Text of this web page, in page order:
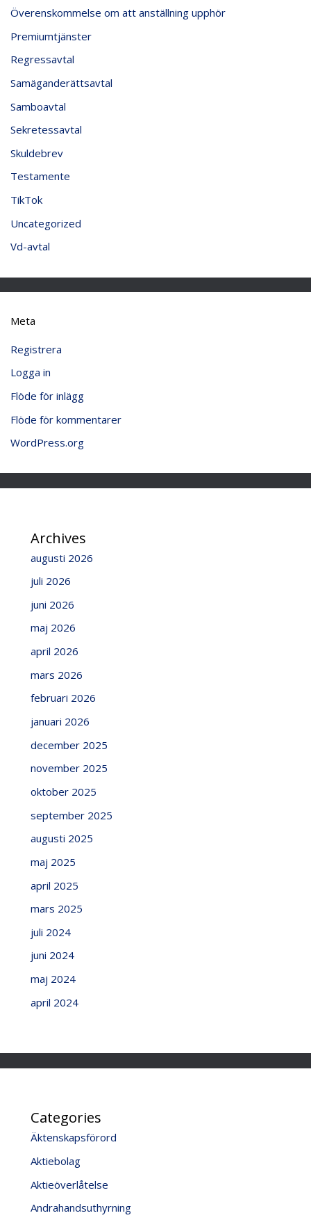
Överenskommelse om att anställning upphör
Premiumtjänster
Regressavtal
Samäganderättsavtal
Samboavtal
Sekretessavtal
Skuldebrev
Testamente
TikTok
Uncategorized
Vd-avtal
Meta
Registrera
Logga in
Flöde för inlägg
Flöde för kommentarer
WordPress.org
Archives
augusti 2026
juli 2026
juni 2026
maj 2026
april 2026
mars 2026
februari 2026
januari 2026
december 2025
november 2025
oktober 2025
september 2025
augusti 2025
maj 2025
april 2025
mars 2025
juli 2024
juni 2024
maj 2024
april 2024
Categories
Äktenskapsförord
Aktiebolag
Aktieöverlåtelse
Andrahandsuthyrning